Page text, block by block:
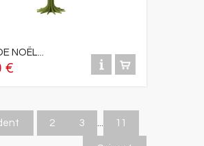
NOËL...
€
2 3 ... 11